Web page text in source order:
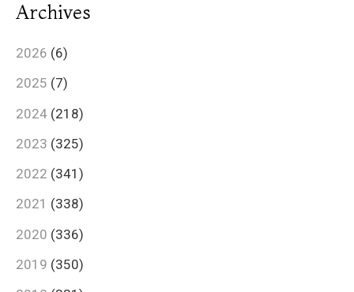
Archives
2026 (6)
2025 (7)
2024 (218)
2023 (325)
2022 (341)
2021 (338)
2020 (336)
2019 (350)